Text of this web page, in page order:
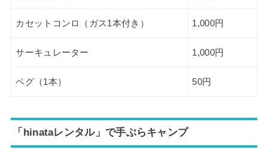
カセットコンロ（ガス1本付き） 1,000円
サーキュレーター 1,000円
ペグ（1本） 50円
「hinataレンタル」で手ぶらキャンプ